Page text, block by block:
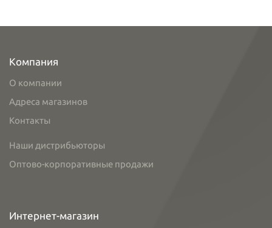
Компания
О компании
Адреса магазинов
Контакты
Наши дистрибьюторы
Оптово-корпоративные продажи
Интернет-магазин